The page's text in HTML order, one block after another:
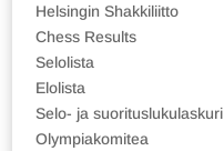
Helsingin Shakkiliitto
Chess Results
Selolista
Elolista
Selo- ja suorituslukulaskuri
Olympiakomitea